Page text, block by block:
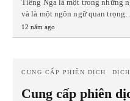
Tiếng Nga là một trong những
và là một ngôn ngữ quan
12 năm ago
CUNG CẤP PHIÊN DỊCH
Cung cấp phiên